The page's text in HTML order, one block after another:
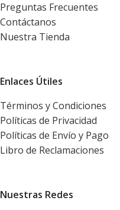
Preguntas Frecuentes
Contáctanos
Nuestra Tienda
Enlaces Útiles
Términos y Condiciones
Políticas de Privacidad
Políticas de Envío y Pago
Libro de Reclamaciones
Nuestras Redes